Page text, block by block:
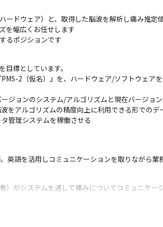
ードウェア）と、取得した脳波を解析し痛み推
を幅広くお任せします
るポジションです
標としています。
2（仮名）』を、ハードウェア/ソフトウェア
ジョンのシステム/アルゴリズムと現在バージョ
をアルゴリズムの精度向上に利用できる形でのデ
管理システムを稼働させる
英語を活用しコミュニケーションを取りながら業
）がシステムを通して痛みについてコミュニケ
に合わせ、柔軟に開発手法を採用しています